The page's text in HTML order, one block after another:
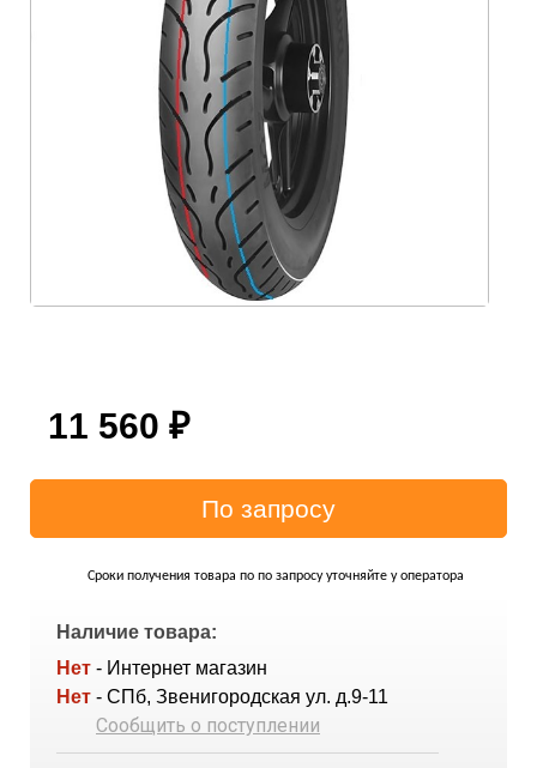
11 560 ₽
Сроки получения товара по по запросу уточняйте у оператора
Наличие товара:
Нет - Интернет магазин
Нет - СПб, Звенигородская ул. д.9-11
Сообщить о поступлении